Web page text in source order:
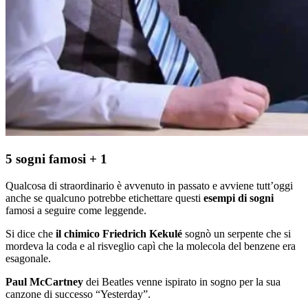
5 sogni famosi + 1
Qualcosa di straordinario è avvenuto in passato e avviene tutt’oggi
anche se qualcuno potrebbe etichettare questi esempi di sogni
famosi a seguire come leggende.
Si dice che il chimico Friedrich Kekulé sognò un serpente che si
mordeva la coda e al risveglio capì che la molecola del benzene era
esagonale.
Paul McCartney dei Beatles venne ispirato in sogno per la sua
canzone di successo “Yesterday”.